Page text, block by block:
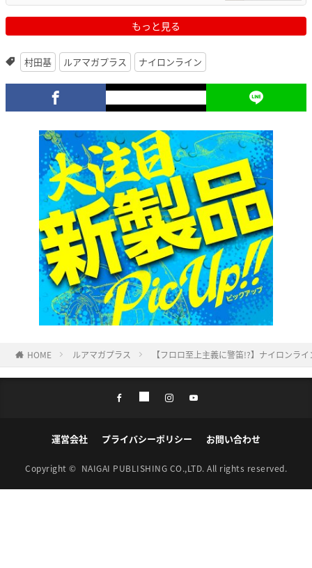
もっと見る
村田基 ルアマガプラス ナイロンライン
HOME ルアマガプラス 【フロロ至上主義に警笛!?】ナイロンラ
運営会社 プライバシーポリシー お問い合わせ
Copyright © NAIGAI PUBLISHING CO.,LTD. All rights reserved.